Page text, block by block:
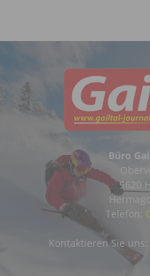
Büro
9620
Telefon:
Kontaktieren Sie uns: